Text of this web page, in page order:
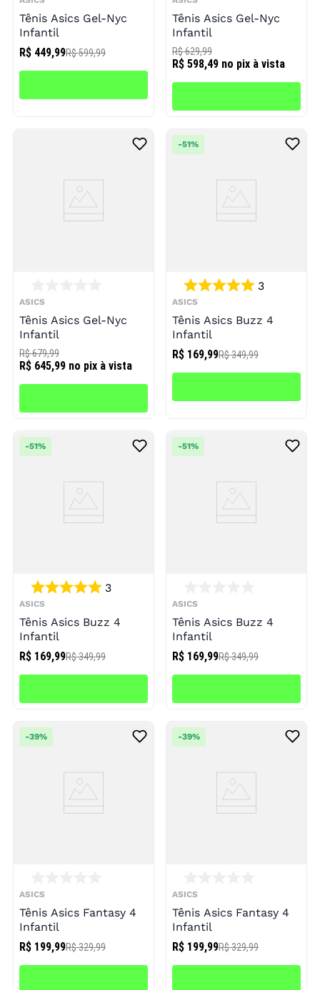
Tênis Asics Gel-Nyc
Infantil
R$ 449,99R$ 599,99
Tênis Asics Gel-Nyc
Infantil
R$ 598,49 no pix à vista
R$ 629,99
ASICS
Tênis Asics Gel-Nyc
Infantil
R$ 645,99 no pix à vista
R$ 679,99
ASICS
3
Tênis Asics Buzz 4
Infantil
R$ 169,99R$ 349,99
-51%
ASICS
3
Tênis Asics Buzz 4
Infantil
R$ 169,99R$ 349,99
-51%
ASICS
Tênis Asics Buzz 4
Infantil
R$ 169,99R$ 349,99
-51%
ASICS
Tênis Asics Fantasy 4
Infantil
R$ 199,99R$ 329,99
-39%
ASICS
Tênis Asics Fantasy 4
Infantil
R$ 199,99R$ 329,99
-39%